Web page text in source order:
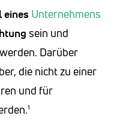
eines Unternehmens
sein und
Darüber
die nicht zu einer
und für